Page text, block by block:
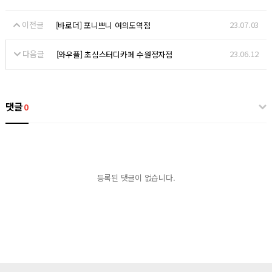
이전글 [바로더] 포니쁘니 여의도역점 23.07.03
다음글 [와우플] 초심스터디카페 수원정자점 23.06.12
댓글0
등록된 댓글이 없습니다.